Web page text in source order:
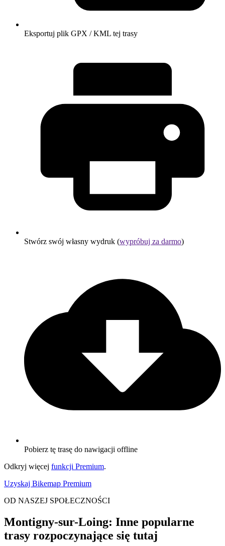
Eksportuj plik GPX / KML tej trasy
Stwórz swój własny wydruk (wypróbuj za darmo)
Pobierz tę trasę do nawigacji offline
Odkryj więcej funkcji Premium.
Uzyskaj Bikemap Premium
OD NASZEJ SPOŁECZNOŚCI
Montigny-sur-Loing: Inne popularne
trasy rozpoczynające się tutaj